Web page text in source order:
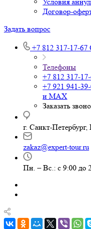
Договор-
Задать вопрос
+7 812 317-17-67
Телефоны
+7 812 317-
+7 921 941-
и MAX
Заказать
г. Санкт-
zakaz@expert-tour.ru
Пн. – Вс.: с 9:00 до